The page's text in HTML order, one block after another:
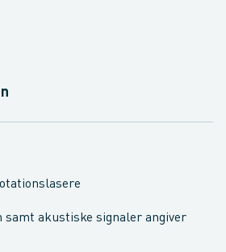
samt akustiske signaler angiver